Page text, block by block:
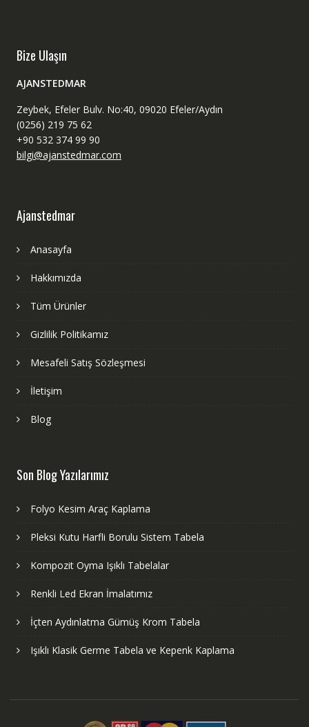
Bize Ulaşın
AJANSTEDMAR
Zeybek, Efeler Bulv. No:40, 09020 Efeler/Aydın
(0256) 219 75 62
+90 532 374 99 90
bilgi@ajanstedmar.com
Ajanstedmar
Anasayfa
Hakkımızda
Tüm Ürünler
Gizlilik Politikamız
Mesafeli Satış Sözleşmesi
İletişim
Blog
Son Blog Yazılarımız
Folyo Kesim Araç Kaplama
Pleksi Kutu Harfli Borulu Sistem Tabela
Kompozit Oyma Işıklı Tabelalar
Renkli Led Ekran İmalatımız
İçten Aydınlatma Gümüş Krom Tabela
Işıklı Klasik Germe Tabela ve Kepenk Kaplama